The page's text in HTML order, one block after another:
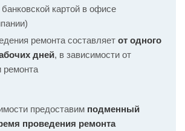
картой в офисе
ремонта составляет от одного
дней, в зависимости от
ремонта
предоставим подменный
проведения ремонта